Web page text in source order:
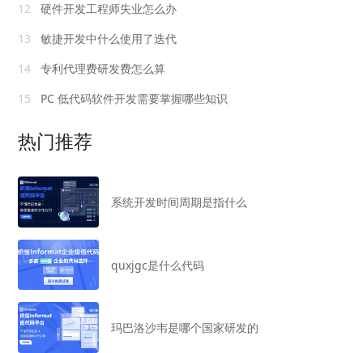
12
硬件开发工程师失业怎么办
13
敏捷开发中什么使用了迭代
14
专利代理费研发费怎么算
15
PC 低代码软件开发需要掌握哪些知识
热门推荐
系统开发时间周期是指什么
quxjgc是什么代码
玛巴洛沙韦是哪个国家研发的